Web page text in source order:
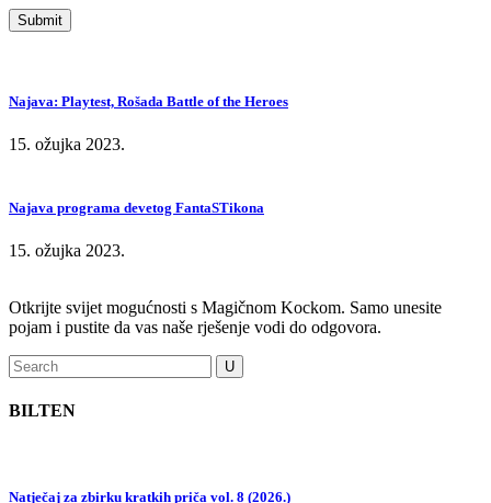
Najava: Playtest, Rošada Battle of the Heroes
15. ožujka 2023.
Najava programa devetog FantaSTikona
15. ožujka 2023.
Otkrijte svijet mogućnosti s Magičnom Kockom. Samo unesite
pojam i pustite da vas naše rješenje vodi do odgovora.
BILTEN
Natječaj za zbirku kratkih priča vol. 8 (2026.)